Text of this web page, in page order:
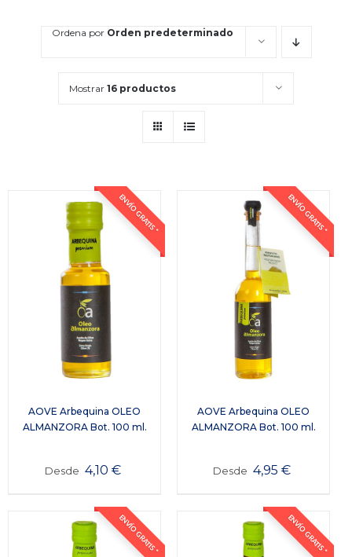
Ordena por Orden predeterminado
Mostrar 16 productos
ENVÍO GRATIS *
AOVE Arbequina OLEO
ALMANZORA Bot. 100 ml.
Desde 4,10€
ENVÍO GRATIS *
AOVE Arbequina OLEO
ALMANZORA Bot. 100 ml.
Desde 4,95€
ENVÍO GRATIS * ENVÍO GRATIS *